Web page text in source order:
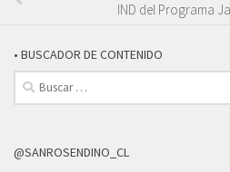
IND del Programa
• BUSCADOR DE CONTENIDO
Buscar:
@SANROSENDINO_CL